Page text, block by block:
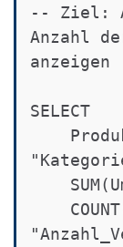
-- Ziel:
Anzahl
anzeigen
SELECT